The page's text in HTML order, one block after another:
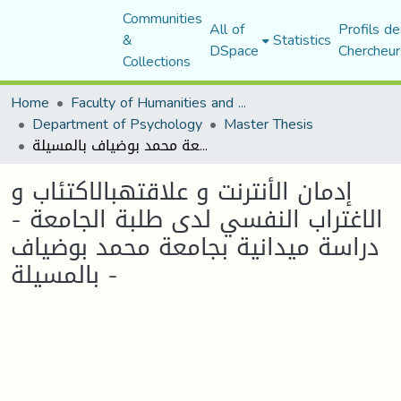
Communities
&
Collections
All of
DSpace Statistics Profils
Home
Faculty of Humanities and Social Sciences
Department of Psychology Master Thesis
إدمان الأنترنت و علاقتهبالاكتئاب و الاغتراب النفسي لدى طلبة الجامعة - دراسة ميدانية بجامعة محمد بوضياف بالمسيلة -
إدمان الأنترنت و علاقتهبالاكتئاب و
الاغتراب النفسي لدى طلبة الجامعة -
دراسة ميدانية بجامعة محمد بوضياف
بالمسيلة -